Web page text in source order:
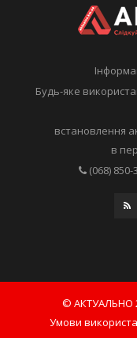
Будь-яке
встановлення
в
(068) 850-
© АКТУАЛЬНО
Умови